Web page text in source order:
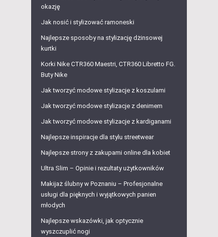
okazję
Jak nosić i stylizować ramoneski
Najlepsze sposoby na stylizację dżinsowej
kurtki
Korki Nike CTR360 Maestri, CTR360 Libretto FG.
Buty Nike
Jak tworzyć modowe stylizacje z koszulami
Jak tworzyć modowe stylizacje z denimem
Jak tworzyć modowe stylizacje z kardiganami
Najlepsze inspiracje dla stylu streetwear
Najlepsze strony z zakupami online dla kobiet
Ultra Slim – Opinie i rezultaty użytkowników
Makijaż ślubny w Poznaniu – Profesjonalne
usługi dla pięknych i wyjątkowych panien
młodych
Najlepsze wskazówki, jak optycznie
wyszczuplić nogi